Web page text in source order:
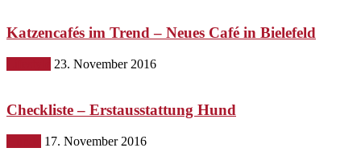
Katzencafés im Trend – Neues Café in Bielefeld
23. November 2016
Checkliste – Erstausstattung Hund
17. November 2016